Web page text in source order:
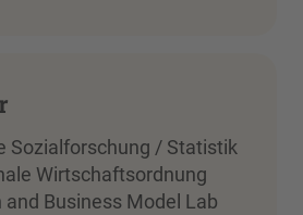
Sozialforschung / Statistik
Wirtschaftsordnung
and Business Model Lab